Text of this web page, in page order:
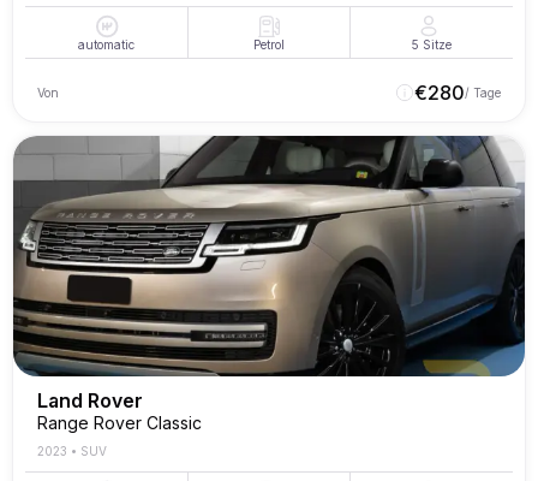
automatic Petrol 5 Sitze
Von €280/ Tage
Land Rover
Range Rover Classic
2023 • SUV